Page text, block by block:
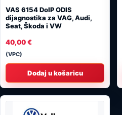
VAS 6154 DoIP ODIS
dijagnostika za VAG, Audi,
Seat, Škoda i VW
40,00€
(VPC)
Dodaj u košaricu